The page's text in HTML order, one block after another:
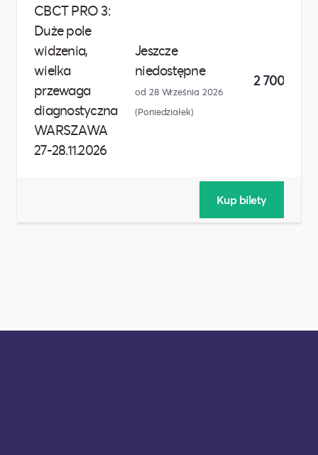
CBCT PRO 3:
Duże pole
widzenia,
wielka
przewaga
diagnostyczna
WARSZAWA
27-28.11.2026
Jeszcze
niedostępne
od 28 Września 2026
(Poniedziałek)
2 700,00 zł